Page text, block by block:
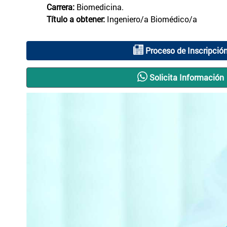
Carrera: Biomedicina.
Título a obtener: Ingeniero/a Biomédico/a
Proceso de
Solicita Información